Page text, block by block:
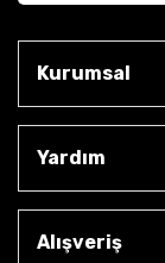
Kurumsal
Yardım
Alışveriş